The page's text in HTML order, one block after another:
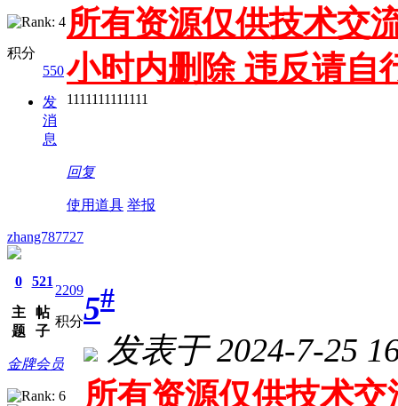
积分
550
发
消
息
所有资源仅供技术交
小时内删除 违反请自
1111111111111
回复
使用道具 举报
zhang787727
0
主
题
521
帖
子
2209
积分
金牌会员
5#
发表于 2024-7-25
所有资源仅供技术